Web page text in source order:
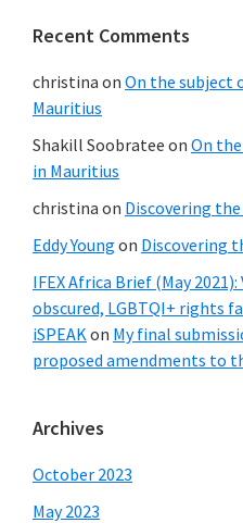
Recent Comments
christina on On the subject
Mauritius
Shakill Soobratee on On
in Mauritius
christina on Discovering
Eddy Young on Discovering
IFEX Africa Brief (May
obscured, LGBTQI+ rights
iSPEAKon My final
proposed amendments to
Archives
October 2023
May 2023